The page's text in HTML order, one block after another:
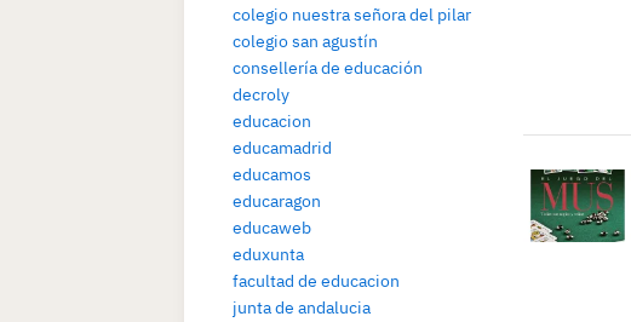
colegio nuestra señora del pilar
colegio san agustín
consellería de educación
decroly
educacion
educamadrid
educamos
educaragon
educaweb
eduxunta
facultad de educacion
junta de andalucia